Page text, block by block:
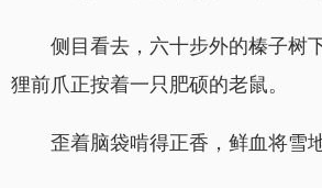
侧目看去，六十步外的榛子树
狸前爪正按着一只肥硕的老鼠。
歪着脑袋啃得正香，鲜血将雪